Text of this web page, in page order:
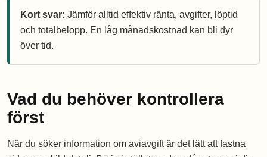
Kort svar: Jämför alltid effektiv ränta, avgifter, löptid
och totalbelopp. En låg månadskostnad kan bli dyr
över tid.
Vad du behöver kontrollera
först
När du söker information om aviavgift är det lätt att fastna